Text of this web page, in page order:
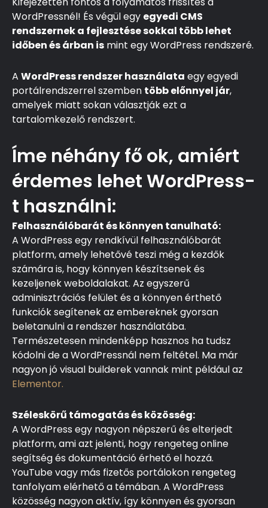
WordPressnél! És végül egy egyedi CMS
rendszernek a fejlesztése sokkal több lehet
időben és árban is mint egy WordPress rendszeré.
A WordPress rendszer használata egy egyedi
portálrendszerrel szemben több előnnyel jár,
amelyek miatt sokan választják ezt a
tartalomkezelő rendszert.
Íme néhány fő ok, amiért
érdemes lehet WordPress-
t használni:
Felhasználóbarát és könnyen tanulható:
A WordPress egy rendkívül felhasználóbarát
platform, amely lehetővé teszi még a kezdők
számára is, hogy könnyen készítsenek és
kezeljenek weboldalakat. Az egyszerű
adminisztrációs felület és a könnyen érthető
funkciók segítenek az embereknek gyorsan
beletanulni a rendszer használatába.
Természetesen mindenképp hasznos ha tudsz
kódolni de a WordPressnál nem feltétel. Ma már
nagyon jó visual builderek vannak mint például az
Elementor.
Széleskörű támogatás és közösség:
A WordPress egy nagyon népszerű és elterjedt
platform, ami azt jelenti, hogy rengeteg online
segítség és dokumentáció érhető el hozzá.
YouTube vagy más fizetős portálokon rengeteg
tanfolyam elérhető a témában. A WordPress
közösség nagyon aktív, így könnyen és gyorsan